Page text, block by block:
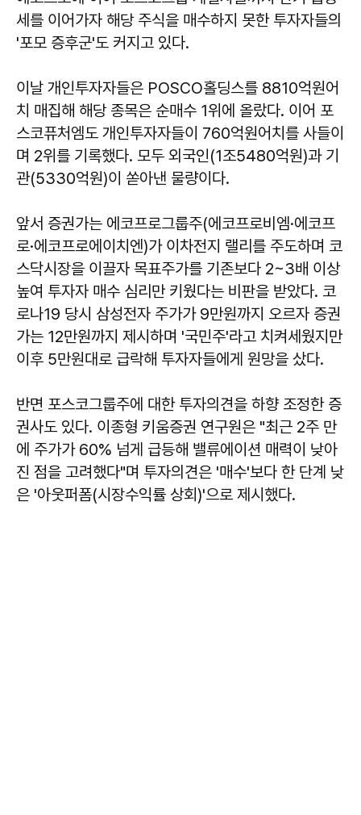
세를 이어가자 해당 주식을 매수하지 못한 투자자들의
'포모 증후군'도 커지고 있다.
이날 개인투자자들은 POSCO홀딩스를 8810억원어
치 매집해 해당 종목은 순매수 1위에 올랐다. 이어 포
스코퓨처엠도 개인투자자들이 760억원어치를 사들이
며 2위를 기록했다. 모두 외국인(1조5480억원)과 기
관(5330억원)이 쏟아낸 물량이다.
앞서 증권가는 에코프로그룹주(에코프로비엠·에코프
로·에코프로에이치엔)가 이차전지 랠리를 주도하며 코
스닥시장을 이끌자 목표주가를 기존보다 2~3배 이상
높여 투자자 매수 심리만 키웠다는 비판을 받았다. 코
로나19 당시 삼성전자 주가가 9만원까지 오르자 증권
가는 12만원까지 제시하며 '국민주'라고 치켜세웠지만
이후 5만원대로 급락해 투자자들에게 원망을 샀다.
반면 포스코그룹주에 대한 투자의견을 하향 조정한 증
권사도 있다. 이종형 키움증권 연구원은 "최근 2주 만
에 주가가 60% 넘게 급등해 밸류에이션 매력이 낮아
진 점을 고려했다"며 투자의견은 '매수'보다 한 단계 낮
은 '아웃퍼폼(시장수익률 상회)'으로 제시했다.